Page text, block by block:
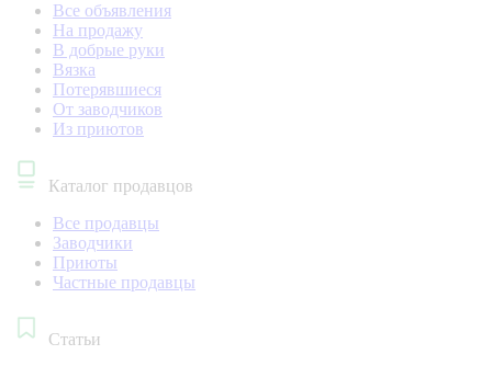
Все объявления
На продажу
В добрые руки
Вязка
Потерявшиеся
От заводчиков
Из приютов
Каталог продавцов
Все продавцы
Заводчики
Приюты
Частные продавцы
Статьи